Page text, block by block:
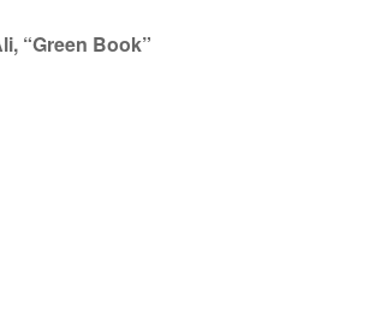
“Green Book”